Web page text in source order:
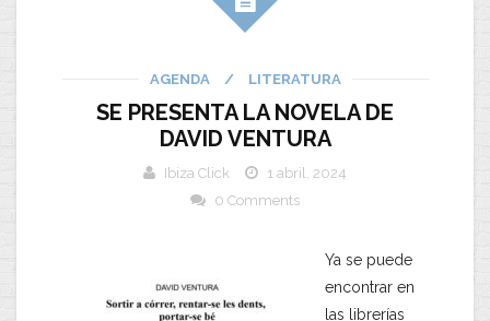
AGENDA / LITERATURA
SE PRESENTA LA NOVELA DE
DAVID VENTURA
Ibiza Click
1 abril, 2024
0 Comments
Ya se puede
encontrar en
las librerías